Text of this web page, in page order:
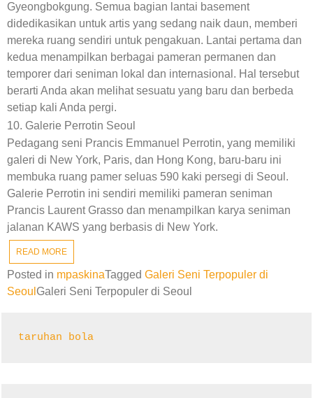
Gyeongbokgung. Semua bagian lantai basement
didedikasikan untuk artis yang sedang naik daun, memberi
mereka ruang sendiri untuk pengakuan. Lantai pertama dan
kedua menampilkan berbagai pameran permanen dan
temporer dari seniman lokal dan internasional. Hal tersebut
berarti Anda akan melihat sesuatu yang baru dan berbeda
setiap kali Anda pergi.
10. Galerie Perrotin Seoul
Pedagang seni Prancis Emmanuel Perrotin, yang memiliki
galeri di New York, Paris, dan Hong Kong, baru-baru ini
membuka ruang pamer seluas 590 kaki persegi di Seoul.
Galerie Perrotin ini sendiri memiliki pameran seniman
Prancis Laurent Grasso dan menampilkan karya seniman
jalanan KAWS yang berbasis di New York.
READ MORE
Posted in mpaskinaTagged Galeri Seni Terpopuler di
Seoul Galeri Seni Terpopuler di Seoul
taruhan bola